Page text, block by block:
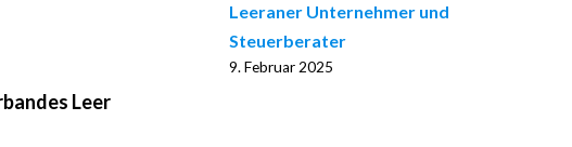
Leer
Leeraner Unternehmer und
Steuerberater
9. Februar 2025